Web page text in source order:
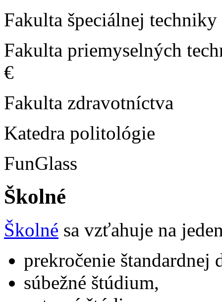
Fakulta
Fakulta
€
Fakulta
Katedra
Školné
Školné sa vzťahuje na
prekročenie štandardnej
súbežné štúdium,